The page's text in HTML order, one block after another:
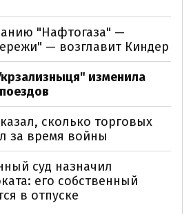
"Нафтогаза" —
— возглавит Киндер
изменила
сколько торговых
за время войны
суд назначил
его собственный
в отпуске